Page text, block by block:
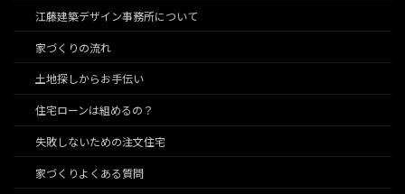
江藤建築デザイン事務所について
家づくりの流れ
土地探しからお手伝い
住宅ローンは組めるの？
失敗しないための注文住宅
家づくりよくある質問